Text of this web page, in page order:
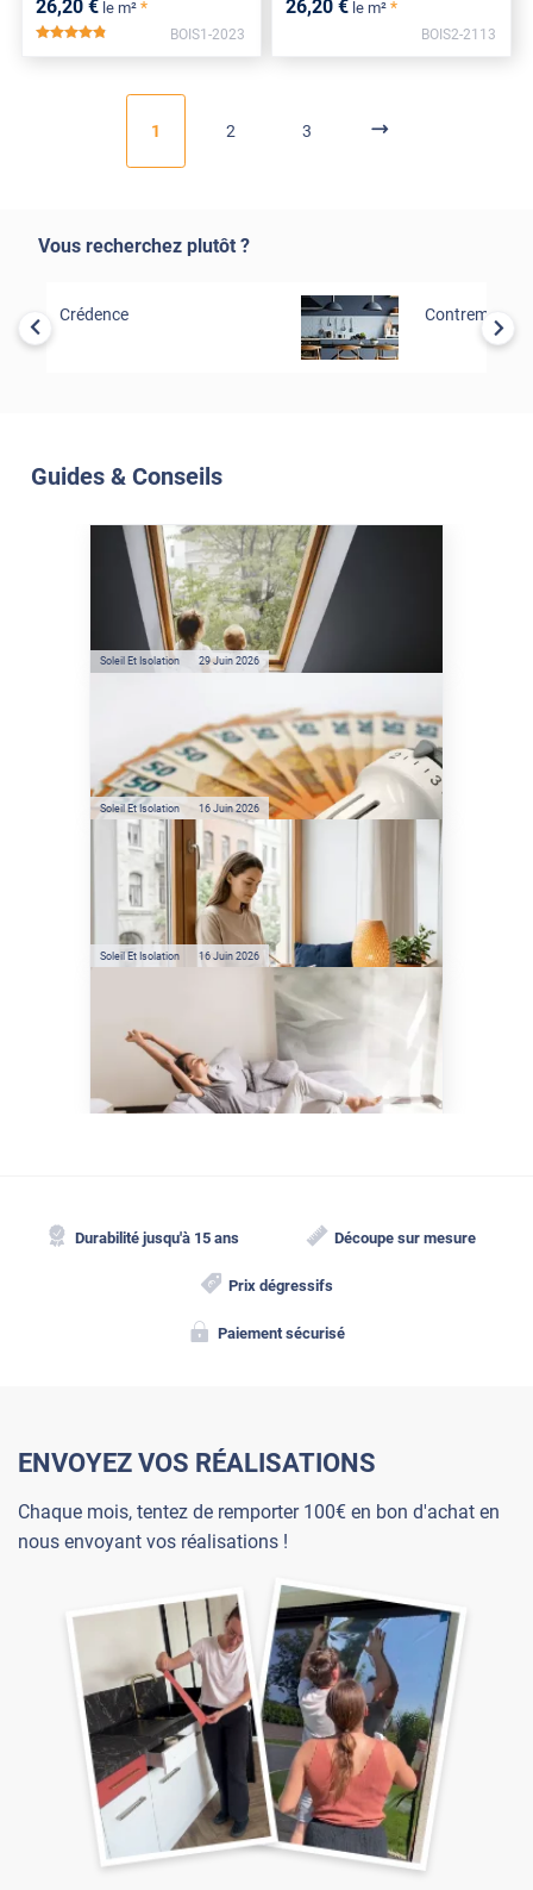
26,20 € le m² *
*****
BOIS1-2023
26,20 € le m² *
BOIS2-2113
1 2 3
Vous recherchez plutôt ?
Crédence Contremarche
Guides & Conseils
Véranda et Velux : Comment
bloquer jusqu'à 80% de
l'énergie solaire sans
climatisation ?
Soleil Et Isolation 29 Juin 2026
Film anti-chaleur : quelles
sont les économies d’énergie
réelles ?
Soleil Et Isolation 16 Juin 2026
Préservez votre logement de
la chaleur : les conseils de
Jamy de C'est Pas Sorcier
Soleil Et Isolation 16 Juin 2026
Comment protéger sa
maison de la chaleur sans
climatisation ?
Durabilité jusqu'à 15 ans Découpe sur mesure
Prix dégressifs
Paiement sécurisé
ENVOYEZ VOS RÉALISATIONS
Chaque mois, tentez de remporter 100€ en bon d'achat en
nous envoyant vos réalisations !